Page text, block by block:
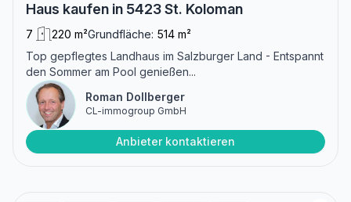
Haus kaufen in 5423 St. Koloman
7 220 m²Grundfläche: 514 m²
Top gepflegtes Landhaus im Salzburger Land - Entspannt
den Sommer am Pool genießen...
Roman Dollberger
CL-immogroup GmbH
Anbieter kontaktieren